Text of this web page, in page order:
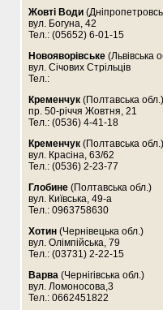
Жовті Води
вул. Богуна, 42
Тел.: (05652) 6-01-15
Новояворівське (Львівська
вул. Січових Стрільців
Тел.:
Кременчук (Полтавська обл.)
пр. 50-річчя Жовтня, 21
Тел.: (0536) 4-41-18
Кременчук (Полтавська обл.)
вул. Красіна, 63/62
Тел.: (0536) 2-23-77
Глобине (Полтавська обл.)
вул. Київська, 49-а
Тел.: 0963758630
Хотин (Чернівецька обл.)
вул. Олімпійська, 79
Тел.: (03731) 2-22-15
Варва (Чернігівська обл.)
вул. Ломоносова,3
Тел.: 0662451822